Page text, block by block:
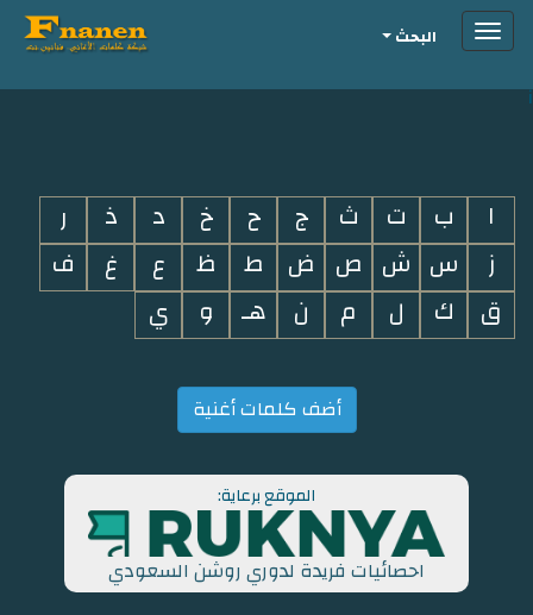
i
Toggleالبحث
ا ب ت ث ج ح خ د ذ
ر
ز
س ش ص ض ط ظ ع غ
ف
ق
ك ل م ن هـ و ي
أضف كلمات أغنية
الموقع برعاية:
احصائيات فريدة لدوري روشن السعودي